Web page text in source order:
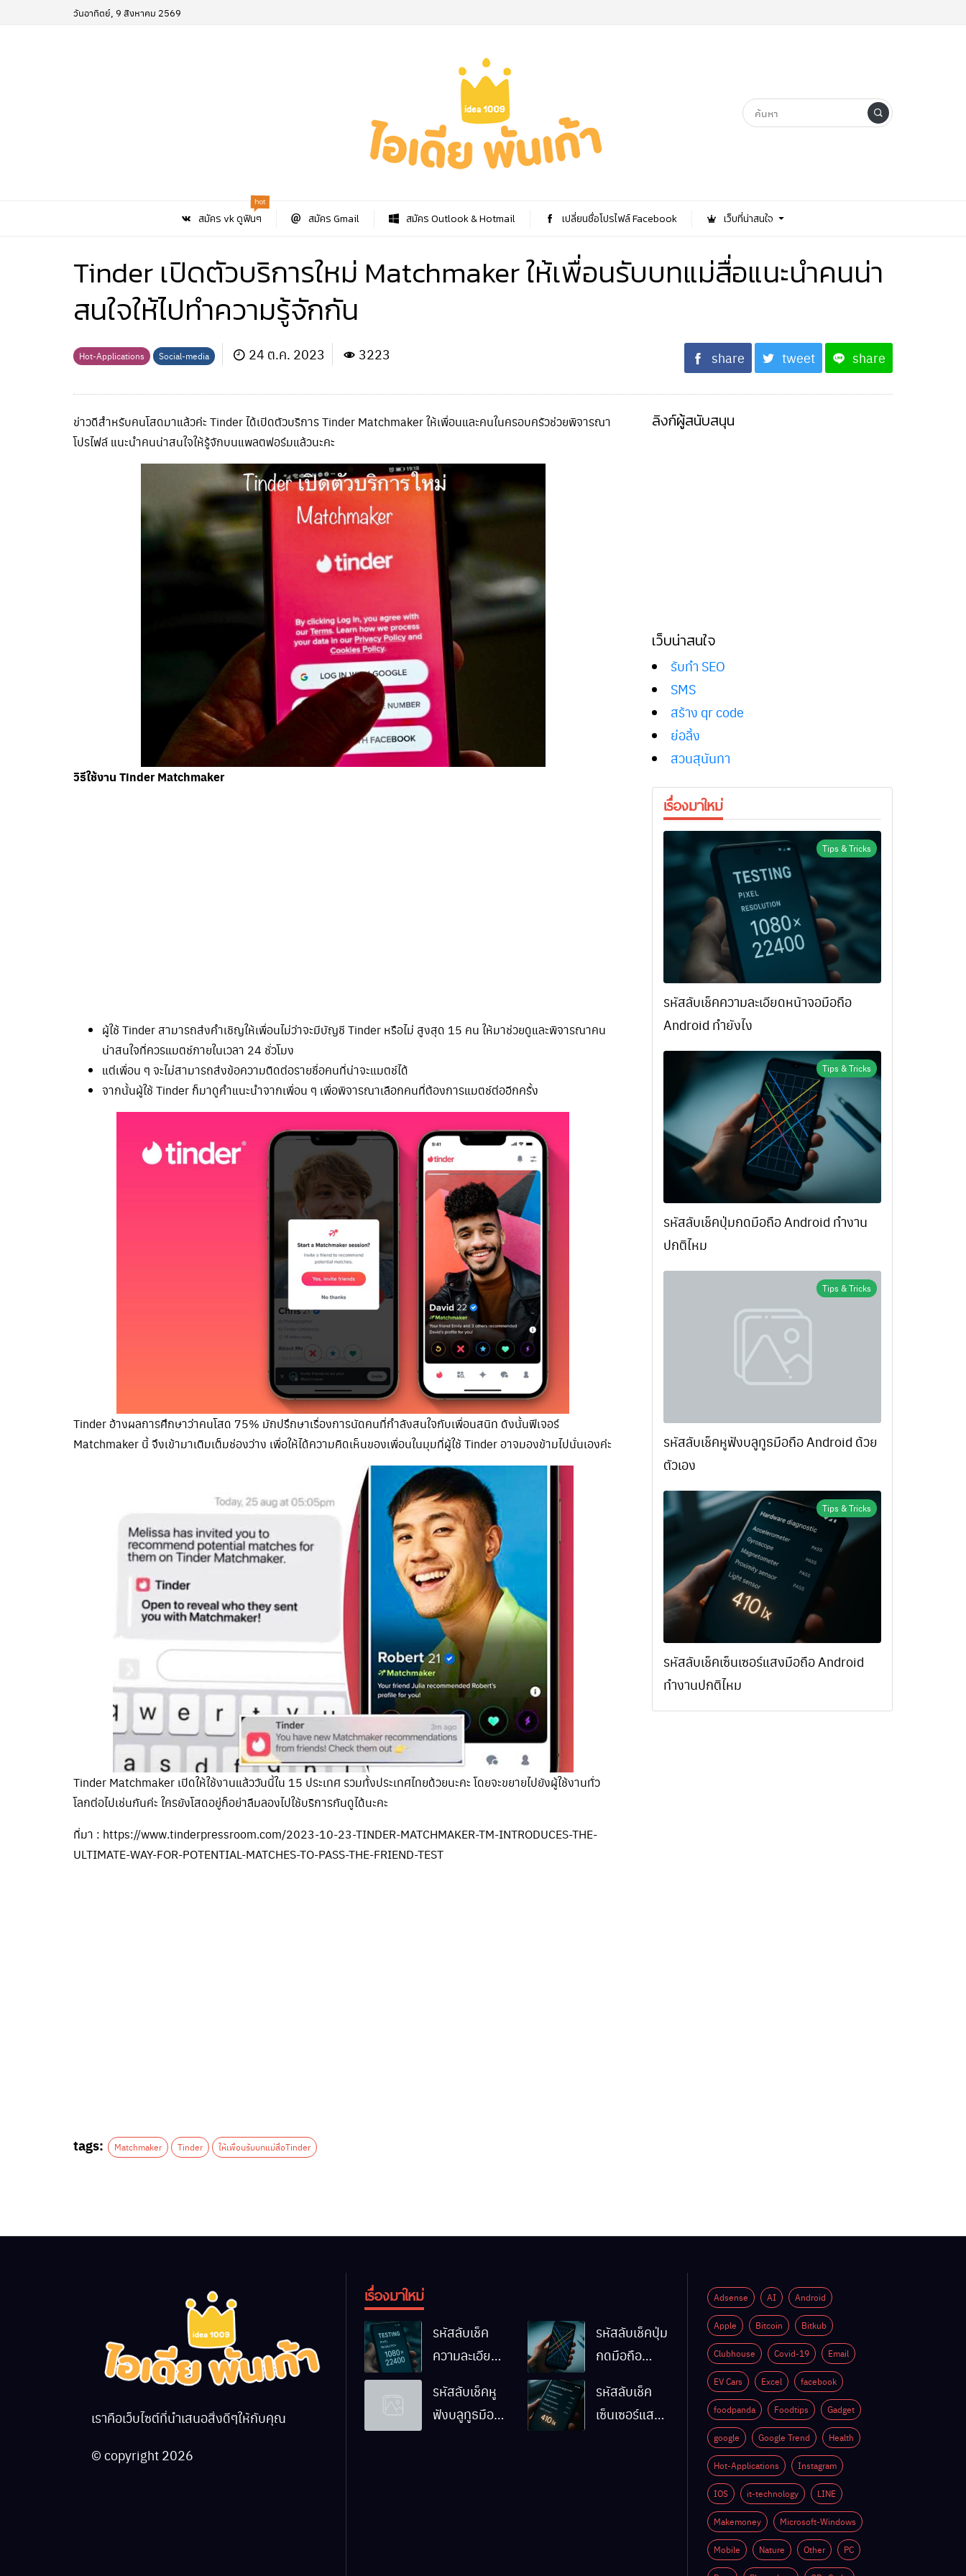
วันอาทิตย์, 9 สิงหาคม 2569
สมัคร vk ดูฟินๆ
hot
สมัคร Gmail สมัคร Outlook & Hotmail เปลี่ยนชื่อโปรไฟล์ Facebook เว็บที่น่าสนใจ
Tinder เปิดตัวบริการใหม่ Matchmaker ให้เพื่อนรับบทแม่สื่อแนะนำคนน่า
สนใจให้ไปทำความรู้จักกัน
Hot-Applications Social-media 24 ต.ค. 2023 3223 share tweet share
ข่าวดีสำหรับคนโสดมาแล้วค่ะ Tinder ได้เปิดตัวบริการ Tinder Matchmaker ให้เพื่อนและคนในครอบครัวช่วยพิจารณา
โปรไฟล์ แนะนำคนน่าสนใจให้รู้จักบนแพลตฟอร์มแล้วนะคะ
วิธีใช้งาน Tinder Matchmaker
ผู้ใช้ Tinder สามารถส่งคำเชิญให้เพื่อนไม่ว่าจะมีบัญชี Tinder หรือไม่ สูงสุด 15 คน ให้มาช่วยดูและพิจารณาคน
น่าสนใจที่ควรแมตช์ภายในเวลา 24 ชั่วโมง
แต่เพื่อน ๆ จะไม่สามารถส่งข้อความติดต่อรายชื่อคนที่น่าจะแมตช์ได้
จากนั้นผู้ใช้ Tinder ก็มาดูคำแนะนำจากเพื่อน ๆ เพื่อพิจารณาเลือกคนที่ต้องการแมตช์ต่ออีกครั้ง
Tinder อ้างผลการศึกษาว่าคนโสด 75% มักปรึกษาเรื่องการนัดคนที่กำลังสนใจกับเพื่อนสนิท ดังนั้นฟีเจอร์
Matchmaker นี้ จึงเข้ามาเติมเต็มช่องว่าง เพื่อให้ได้ความคิดเห็นของเพื่อนในมุมที่ผู้ใช้ Tinder อาจมองข้ามไปนั่นเองค่ะ
Tinder Matchmaker เปิดให้ใช้งานแล้ววันนี้ใน 15 ประเทศ รวมทั้งประเทศไทยด้วยนะคะ โดยจะขยายไปยังผู้ใช้งานทั่ว
โลกต่อไปเช่นกันค่ะ ใครยังโสดอยู่ก็อย่าลืมลองไปใช้บริการกันดูได้นะคะ
ที่มา : https://www.tinderpressroom.com/2023-10-23-TINDER-MATCHMAKER-TM-INTRODUCES-THE-
ULTIMATE-WAY-FOR-POTENTIAL-MATCHES-TO-PASS-THE-FRIEND-TEST
tags: Matchmaker Tinder ให้เพื่อนรับบทแม่สื่อTinder
ลิงก์ผู้สนับสนุน
เว็บน่าสนใจ
รับทำ SEO
SMS
สร้าง qr code
ย่อลิ้ง
สวนสุนันทา
เรื่องมาใหม่
Tips & Tricks
รหัสลับเช็คความละเอียดหน้าจอมือถือ
Android ทำยังไง
Tips & Tricks
รหัสลับเช็คปุ่มกดมือถือ Android ทำงาน
ปกติไหม
Tips & Tricks
รหัสลับเช็คหูฟังบลูทูธมือถือ Android ด้วย
ตัวเอง
Tips & Tricks
รหัสลับเช็คเซ็นเซอร์แสงมือถือ Android
ทำงานปกติไหม
เราคือเว็บไซต์ที่นำเสนอสิ่งดีๆให้กับคุณ
© copyright 2026
เรื่องมาใหม่
รหัสลับเช็ค
ความละเอียด
Android ทำ
ยังไง
รหัสลับเช็คปุ่ม
กดมือถือ
ทำงานปกติ
ไหม
รหัสลับเช็คหู
ฟังบลูทูธมือ
รหัสลับเช็ค
เซ็นเซอร์แสง
Adsense AI Android
Apple Bitcoin Bitkub
Clubhouse Covid-19 Email
EV Cars Excel facebook
foodpanda Foodtips Gadget
google Google Trend Health
Hot-Applications Instagram
IOS it-technology LINE
Makemoney Microsoft-Windows
Mobile Nature Other PC